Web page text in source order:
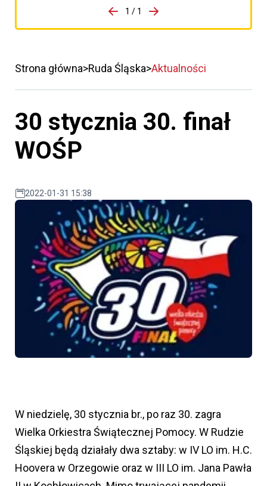
porzpedniego komunikatu
1 / 1
Przejdź do następnego
Strona główna Ruda Śląska Aktualności
30 stycznia 30. finał
WOŚP
2022-01-31 15:38
W niedzielę, 30 stycznia br., po raz 30. zagra
Wielka Orkiestra Świątecznej Pomocy. W Rudzie
Śląskiej będą działały dwa sztaby: w IV LO im. H.C.
Hoovera w Orzegowie oraz w III LO im. Jana Pawła